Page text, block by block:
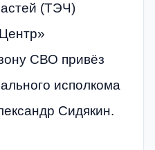
(ТЭЧ)
СВО привёз
исполкома
Сидякин.